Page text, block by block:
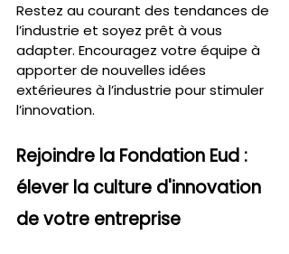
Restez au courant des tendances de
l’industrie et soyez prêt à vous
adapter. Encouragez votre équipe à
apporter de nouvelles idées
extérieures à l’industrie pour stimuler
l’innovation.
Rejoindre la Fondation Eud :
élever la culture d'innovation
de votre entreprise